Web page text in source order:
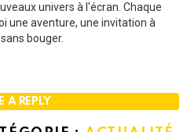
univers à l'écran. Chaque
une aventure, une invitation à
bouger.
A REPLY